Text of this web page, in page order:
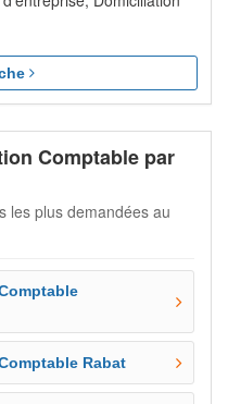
Comptable par
les plus demandées au
Rabat